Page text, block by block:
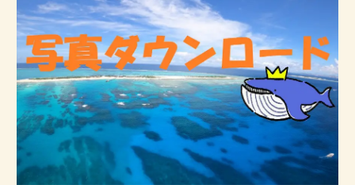
病歴チェックシート
★ご予約はこちら★
会社概要
アクセス